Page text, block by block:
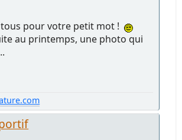
tous pour votre petit mot !
au printemps, une photo qui